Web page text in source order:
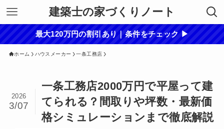
建築士の家づくりノート
最大120万円の割引あり｜条件をチェック ▶
ホーム ハウスメーカー 一条工務店
一条工務店2000万円で平屋って建
てられる？間取りや坪数・最新価
格シミュレーションまで徹底解説
2026
3/07